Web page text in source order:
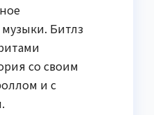
Битлз
со своим
и с